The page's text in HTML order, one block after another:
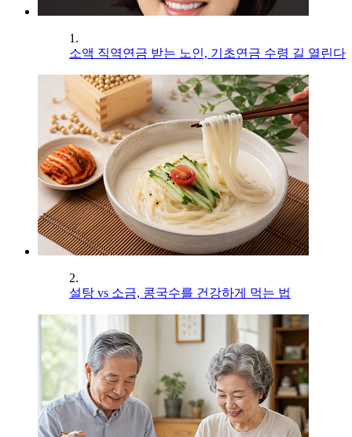
1.
소액 직역연금 받는 노인, 기초연금 수령 길 열린다
2.
설탕 vs 소금, 콩국수를 건강하게 먹는 법